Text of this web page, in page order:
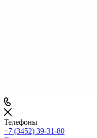
Телефоны
+7 (3452) 39-31-80